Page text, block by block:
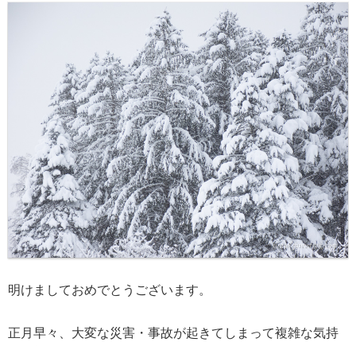
明けましておめでとうございます。
正月早々、大変な災害・事故が起きてしまって複雑な気持